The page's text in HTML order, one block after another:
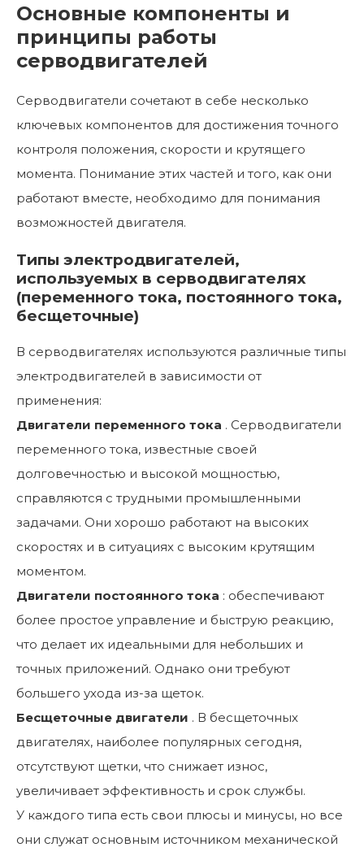
Основные компоненты и
принципы работы
серводвигателей
Серводвигатели сочетают в себе несколько
ключевых компонентов для достижения точного
контроля положения, скорости и крутящего
момента. Понимание этих частей и того, как они
работают вместе, необходимо для понимания
возможностей двигателя.
Типы электродвигателей,
используемых в серводвигателях
(переменного тока, постоянного тока,
бесщеточные)
В серводвигателях используются различные типы
электродвигателей в зависимости от
применения:
Двигатели переменного тока . Серводвигатели
переменного тока, известные своей
долговечностью и высокой мощностью,
справляются с трудными промышленными
задачами. Они хорошо работают на высоких
скоростях и в ситуациях с высоким крутящим
моментом.
Двигатели постоянного тока : обеспечивают
более простое управление и быструю реакцию,
что делает их идеальными для небольших и
точных приложений. Однако они требуют
большего ухода из-за щеток.
Бесщеточные двигатели . В бесщеточных
двигателях, наиболее популярных сегодня,
отсутствуют щетки, что снижает износ,
увеличивает эффективность и срок службы.
У каждого типа есть свои плюсы и минусы, но все
они служат основным источником механической